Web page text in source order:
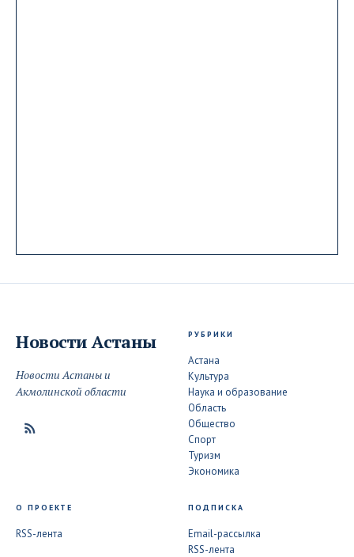
Новости Астаны
Новости Астаны и
Акмолинской области
РУБРИКИ
Астана
Культура
Наука и образование
Область
Общество
Спорт
Туризм
Экономика
О ПРОЕКТЕ
RSS-лента
ПОДПИСКА
Email-рассылка
RSS-лента